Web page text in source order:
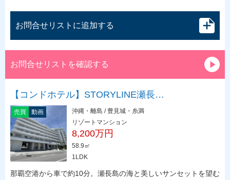
お問合せリストに追加する
お問合せリストを確認する
【コンドホテル】STORYLINE瀬長…
売買 動画
沖縄・離島 / 豊見城・糸満
リゾートマンション
8,200万円
58.9㎡
1LDK
那覇空港から車で約10分。瀬長島の海と美しいサンセットを望む